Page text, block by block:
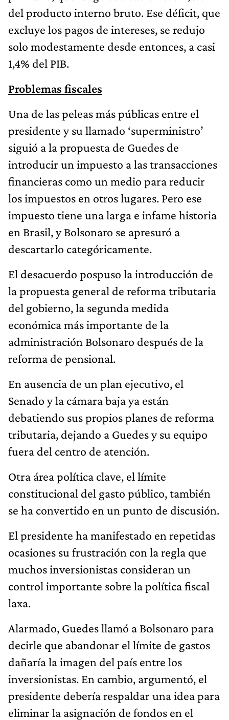
del producto interno bruto. Ese déficit, que
excluye los pagos de intereses, se redujo
solo modestamente desde entonces, a casi
1,4% del PIB.
Problemas fiscales
Una de las peleas más públicas entre el
presidente y su llamado ‘superministro’
siguió a la propuesta de Guedes de
introducir un impuesto a las transacciones
financieras como un medio para reducir
los impuestos en otros lugares. Pero ese
impuesto tiene una larga e infame historia
en Brasil, y Bolsonaro se apresuró a
descartarlo categóricamente.
El desacuerdo pospuso la introducción de
la propuesta general de reforma tributaria
del gobierno, la segunda medida
económica más importante de la
administración Bolsonaro después de la
reforma de pensional.
En ausencia de un plan ejecutivo, el
Senado y la cámara baja ya están
debatiendo sus propios planes de reforma
tributaria, dejando a Guedes y su equipo
fuera del centro de atención.
Otra área política clave, el límite
constitucional del gasto público, también
se ha convertido en un punto de discusión.
El presidente ha manifestado en repetidas
ocasiones su frustración con la regla que
muchos inversionistas consideran un
control importante sobre la política fiscal
laxa.
Alarmado, Guedes llamó a Bolsonaro para
decirle que abandonar el límite de gastos
dañaría la imagen del país entre los
inversionistas. En cambio, argumentó, el
presidente debería respaldar una idea para
eliminar la asignación de fondos en el